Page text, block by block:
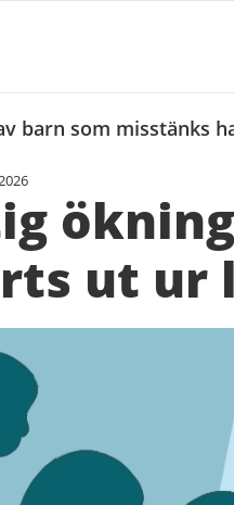
barn som misstänks
ut ur